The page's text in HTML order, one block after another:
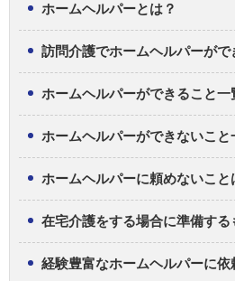
ホームヘルパーとは？
訪問介護でホームヘルパーがで
ホームヘルパーができること一
ホームヘルパーができないこと
ホームヘルパーに頼めないこと
在宅介護をする場合に準備する
経験豊富なホームヘルパーに